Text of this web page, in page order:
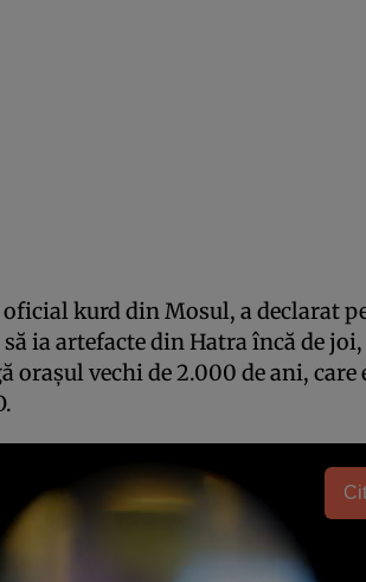
kurd din Mosul, a declarat
ia artefacte din Hatra încă de
oraşul vechi de 2.000 de ani, care